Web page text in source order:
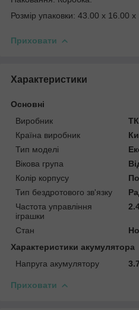
Розмір упаковки: 43.00 x 16.00 x
Приховати
Характеристики
Основні
Виробник
Країна виробник
Тип моделі
Вікова група
Колір корпусу
Тип бездротового зв'язку
Частота управління
іграшки
Стан
Характеристики акумулятора
Напруга акумулятору
Приховати